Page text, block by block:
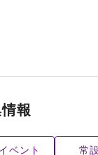
報
イベント 常